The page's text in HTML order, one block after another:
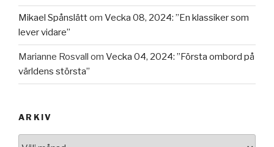
Mikael Spånslättom Vecka 08, 2024: ”En klassiker som
lever vidare”
Marianne Rosvall om Vecka 04, 2024: ”Första ombord på
världens största”
ARKIV